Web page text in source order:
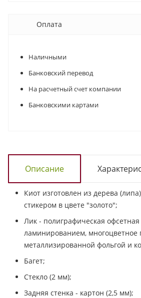
Оплата
Наличными
Банковский перевод
На расчетный счет компании
Банковскими картами
Описание
Киот изготовлен из дерева
стикером в цвете "золото";
Лик - полиграфическая офсетная
ламинированием, многоцветное
металлизированной фольгой и
Багет;
Стекло (2 мм);
Задняя стенка - картон (2,5 мм);